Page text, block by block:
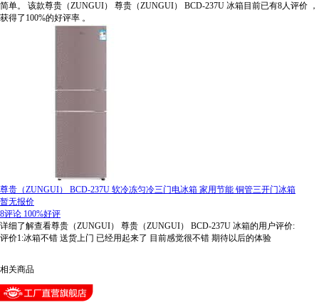
简单。
该款尊贵（ZUNGUI） 尊贵（ZUNGUI） BCD-237U 冰箱目前已有8人评价 ，
获得了100%的好评率 。
尊贵（ZUNGUI） BCD-237U 软冷冻匀冷三门电冰箱 家用节能 铜管三开门冰箱
暂无报价
8评论 100%好评
详细了解查看尊贵（ZUNGUI） 尊贵（ZUNGUI） BCD-237U 冰箱的用户评价:
评价1:冰箱不错 送货上门 已经用起来了 目前感觉很不错 期待以后的体验
相关商品